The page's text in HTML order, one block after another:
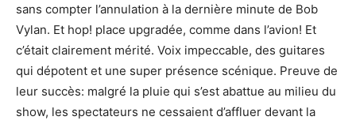
sans compter l’annulation à la dernière minute de Bob
Vylan. Et hop! place upgradée, comme dans l’avion! Et
c’était clairement mérité. Voix impeccable, des guitares
qui dépotent et une super présence scénique. Preuve de
leur succès: malgré la pluie qui s’est abattue au milieu du
show, les spectateurs ne cessaient d’affluer devant la